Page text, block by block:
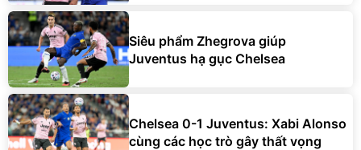
Siêu phẩm Zhegrova giúp
Juventus hạ gục Chelsea
Chelsea 0-1 Juventus: Xabi Alonso
cùng các học trò gây thất vọng